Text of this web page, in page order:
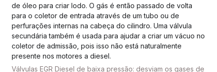
de óleo para criar lodo. O gás é então passado de volta
para o coletor de entrada através de um tubo ou de
perfurações internas na cabeça do cilindro. Uma válvula
secundária também é usada para ajudar a criar um vácuo no
coletor de admissão, pois isso não está naturalmente
presente nos motores a diesel.
Válvulas EGR Diesel de baixa pressão: desviam os gases de